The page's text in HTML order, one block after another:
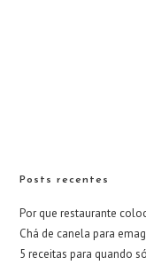
Posts recentes
Por que restaurante
Chá de canela para
5 receitas para quando